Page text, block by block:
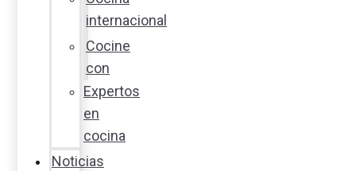
internacional
Cocine
con
Expertos
en
cocina
Noticias